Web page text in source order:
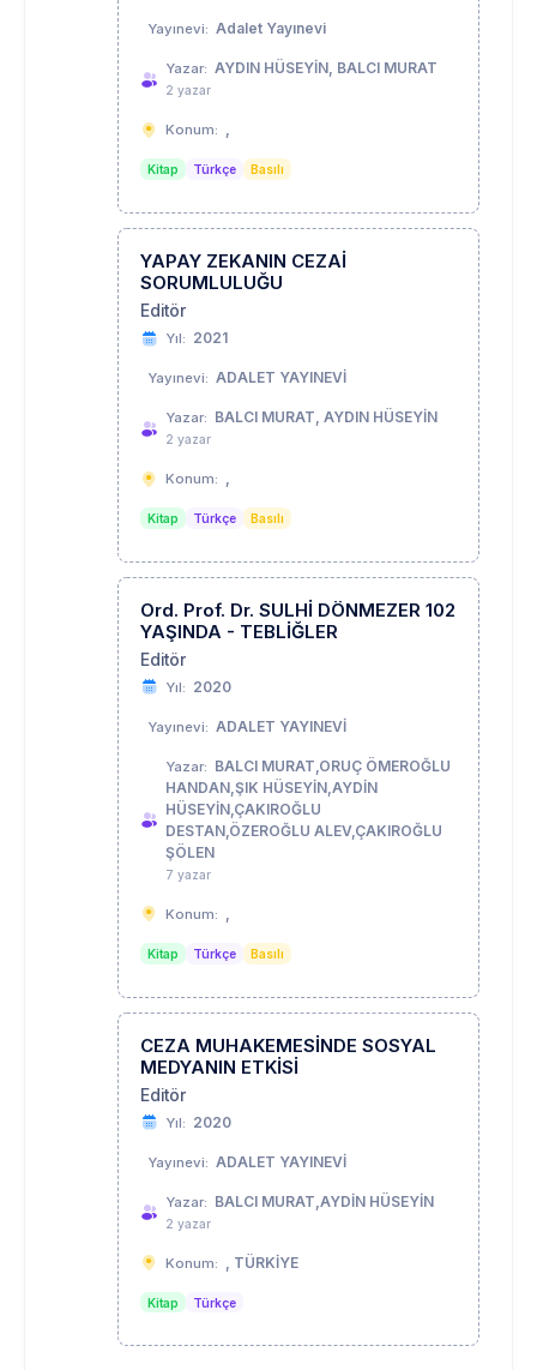
Yayınevi: Adalet Yayınevi
Yazar: AYDIN HÜSEYİN, BALCI MURAT
2 yazar
Konum: ,
Kitap Türkçe Basılı
YAPAY ZEKANIN CEZAİ
SORUMLULUĞU
Editör
Yıl: 2021
Yayınevi: ADALET YAYINEVİ
Yazar: BALCI MURAT, AYDIN HÜSEYİN
2 yazar
Konum: ,
Kitap Türkçe Basılı
Ord. Prof. Dr. SULHİ DÖNMEZER 102
YAŞINDA - TEBLİĞLER
Editör
Yıl: 2020
Yayınevi: ADALET YAYINEVİ
Yazar: BALCI MURAT,ORUÇ ÖMEROĞLU
HANDAN,ŞIK HÜSEYİN,AYDİN
HÜSEYİN,ÇAKIROĞLU
DESTAN,ÖZEROĞLU ALEV,ÇAKIROĞLU
ŞÖLEN
7 yazar
Konum:
Kitap Türkçe Basılı
CEZA MUHAKEMESİNDE SOSYAL
MEDYANIN ETKİSİ
Editör
Yıl: 2020
Yayınevi: ADALET YAYINEVİ
Yazar: BALCI MURAT,AYDİN HÜSEYİN
2 yazar
Konum: , TÜRKİYE
Kitap Türkçe